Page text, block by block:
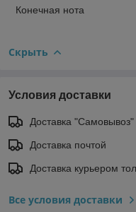
Конечная нота
Скрыть
Условия доставки
Доставка "Самовывоз"
Доставка почтой
Доставка курьером
Все условия доставки